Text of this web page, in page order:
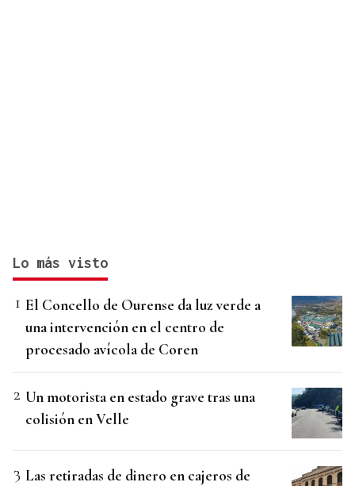
Lo más visto
El Concello de Ourense da luz verde a
una intervención en el centro de
procesado avícola de Coren
Un motorista en estado grave tras una
colisión en Velle
Las retiradas de dinero en cajeros de